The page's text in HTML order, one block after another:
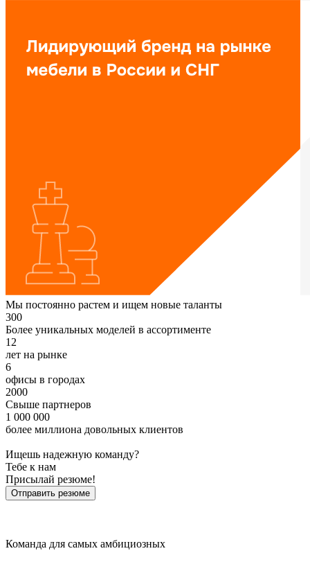
Мы постоянно растем и ищем новые таланты
300
Более уникальных моделей в ассортименте
12
лет на рынке
6
офисы в городах
2000
Свыше партнеров
1 000 000
более миллиона довольных клиентов
Ищешь надежную команду?
Тебе к нам
Присылай резюме!
Отправить резюме
Команда для самых амбициозных